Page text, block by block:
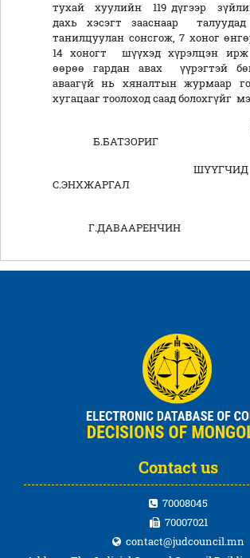
тухай хуулийн 119 дүгээр
дахь хэсэгт зааснаар талуудад
танилцуулан сонсгож, 7 хоног
14 хоногт шүүхэд хүрэлцэн ирж
өөрөө гардан авах үүрэгтэй
аваагүй нь хяналтын журмаар
хугацааг тоолоход саад болохгүйг
Б.БАТЗОРИГ
С.ЭНХЖАРГАЛ
Г.ДАВААРЕНЧИН
Contact us
70008045
70007021
contact@judcouncil.mn